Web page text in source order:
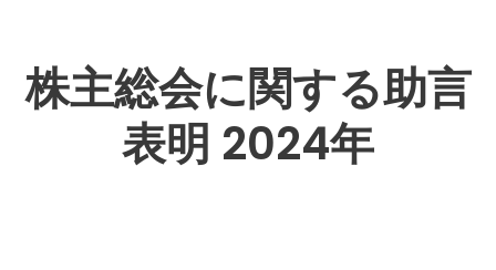
株主総会に関する助言
表明 2024年